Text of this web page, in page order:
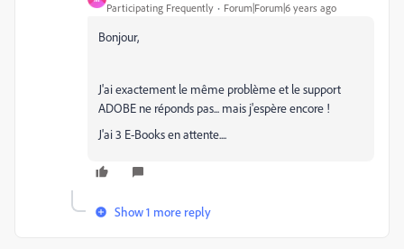
Participating Frequently Forum|Forum|6 years ago
Bonjour,
J'ai exactement le même problème et le support
ADOBE ne réponds pas... mais j'espère encore !
J'ai 3 E-Books en attente....
Show 1 more reply